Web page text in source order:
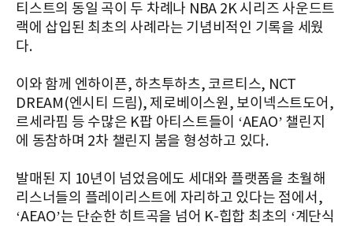
티스트의 동일 곡이 두 차례나 NBA 2K 시리즈 사운드트
랙에 삽입된 최초의 사례라는 기념비적인 기록을 세웠
다.
이와 함께 엔하이픈, 하츠투하츠, 코르티스, NCT
DREAM(엔시티 드림), 제로베이스원, 보이넥스트도어,
르세라핌 등 수많은 K팝 아티스트들이 ‘AEAO’ 챌린지
에 동참하며 2차 챌린지 붐을 형성하고 있다.
발매된 지 10년이 넘었음에도 세대와 플랫폼을 초월해
리스너들의 플레이리스트에 자리하고 있다는 점에서,
‘AEAO’는 단순한 히트곡을 넘어 K-힙합 최초의 ‘계단식